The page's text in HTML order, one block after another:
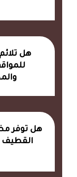
هل
هل توفر
القطيف